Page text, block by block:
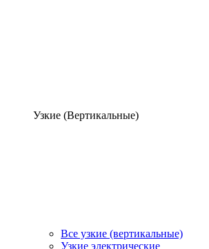
Узкие (Вертикальные)
Все узкие (вертикальные)
Узкие электрические